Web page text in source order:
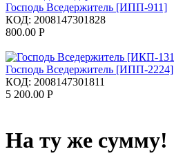
Господь Вседержитель [ИПП-911]
КОД: 2008147301828
800.00 Р
Господь Вседержитель [ИПП-2224]
КОД: 2008147301811
5 200.00 Р
На ту же сумму!